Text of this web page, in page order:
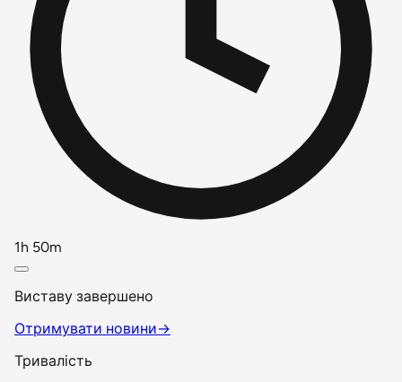
1h 50m
Виставу завершено
Отримувати новини→
Тривалість